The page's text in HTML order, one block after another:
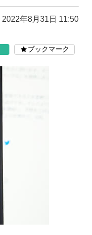
2022年8月31日 11:50
ブックマーク